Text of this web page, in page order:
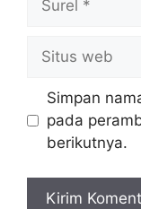
Situs
web
Simpan
pada
berikutnya.